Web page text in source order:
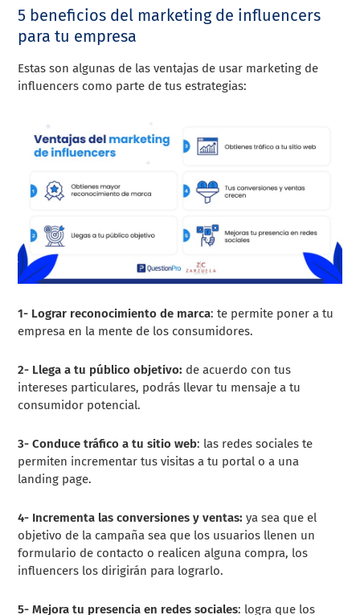
5 beneficios del marketing de influencers
para tu empresa
Estas son algunas de las ventajas de usar marketing de
influencers como parte de tus estrategias:
1- Lograr reconocimiento de marca: te permite poner a tu
empresa en la mente de los consumidores.
2- Llega a tu público objetivo: de acuerdo con tus
intereses particulares, podrás llevar tu mensaje a tu
consumidor potencial.
3- Conduce tráfico a tu sitio web: las redes sociales te
permiten incrementar tus visitas a tu portal o a una
landing page.
4- Incrementa las conversiones y ventas: ya sea que el
objetivo de la campaña sea que los usuarios llenen un
formulario de contacto o realicen alguna compra, los
influencers los dirigirán para lograrlo.
5- Mejora tu presencia en redes sociales: logra que los